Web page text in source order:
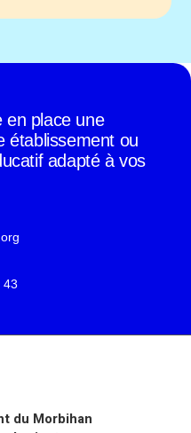
en place une
établissement ou
adapté à vos
43
du Morbihan